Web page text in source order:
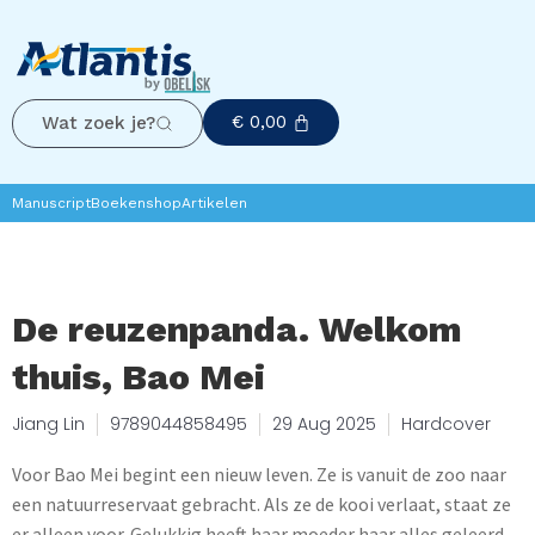
Wat zoek je? € 0,00
ManuscriptBoekenshopArtikelen
De reuzenpanda. Welkom
thuis, Bao Mei
Jiang Lin 9789044858495 29 Aug 2025 Hardcover
Voor Bao Mei begint een nieuw leven. Ze is vanuit de zoo naar
een natuurreservaat gebracht. Als ze de kooi verlaat, staat ze